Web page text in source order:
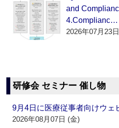
and
4.Complianc…
2026年07月23
研修会 セミナー 催し物
9月4日に医療従事者向けウ
2026年08月07日 (金)